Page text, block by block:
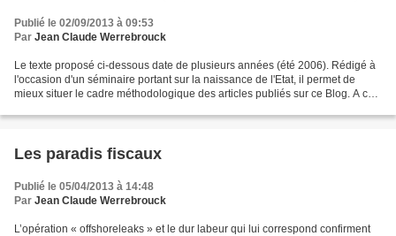
Publié le 02/09/2013 à 09:53
Par Jean Claude Werrebrouck
Le texte proposé ci-dessous date de plusieurs années (été 2006). Rédigé à
l'occasion d'un séminaire portant sur la naissance de l'Etat, il permet de
mieux situer le cadre méthodologique des articles publiés sur ce Blog. A ce
Les paradis fiscaux
Publié le 05/04/2013 à 14:48
Par Jean Claude Werrebrouck
L’opération « offshoreleaks » et le dur labeur qui lui correspond confirment